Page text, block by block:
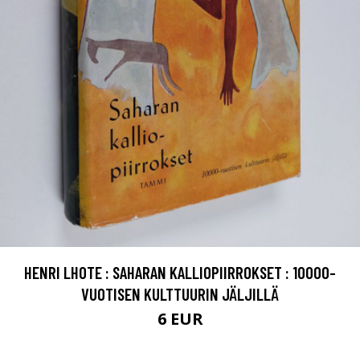
HENRI LHOTE : SAHARAN KALLIOPIIRROKSET : 10000-
VUOTISEN KULTTUURIN JÄLJILLÄ
6 EUR